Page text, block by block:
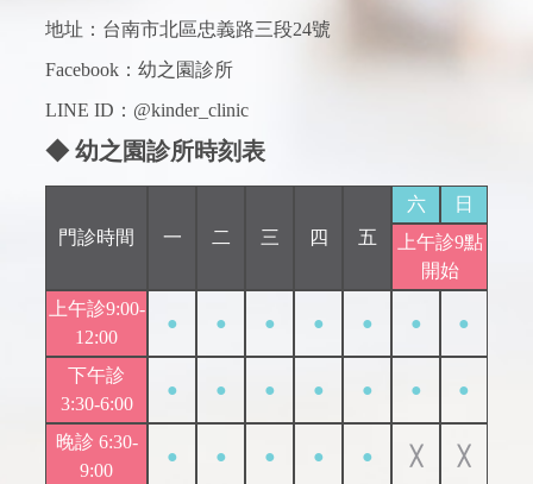
地址：台南市北區忠義路三段24號
Facebook： 幼之園診所
LINE ID：@kinder_clinic
◆ 幼之園診所時刻表
門診時間 一 二 三 四 五
六
日
上午診9點
開始
上午診9:00-
12:00
● ● ● ● ● ● ●
下午診
3:30-6:00
● ● ● ● ● ● ●
晚診 6:30-
9:00
● ● ● ● ● ╳ ╳